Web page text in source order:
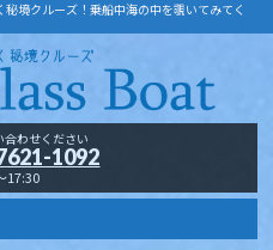
境クルーズ！乗船中海の中を覗いてみてく
合わせください
1092
17:30